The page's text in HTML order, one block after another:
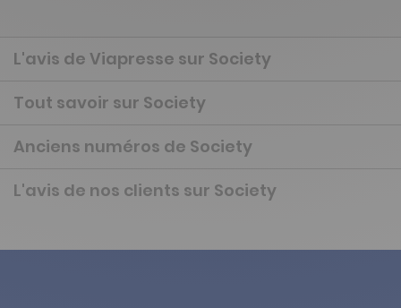
L'avis de Viapresse sur Society
Tout savoir sur Society
Anciens numéros de Society
L'avis de nos clients sur Society